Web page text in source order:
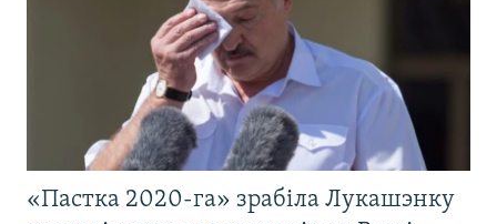
«Пастка 2020-га» зрабіла Лукашэнку